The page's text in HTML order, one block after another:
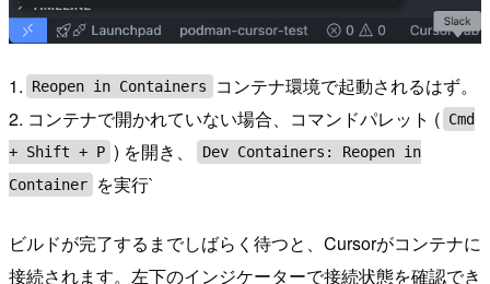
1. Reopen in Containers
コンテナ環境で起動されるはず。
2. コンテナで開かれていない場合、コマンドパレット ( Cmd
+ Shift + P ) を開き、
Dev Containers: Reopen in
Container
を実行`
ビルドが完了するまでしばらく待つと、Cursorがコンテナに
接続されます。左下のインジケーターで接続状態を確認でき